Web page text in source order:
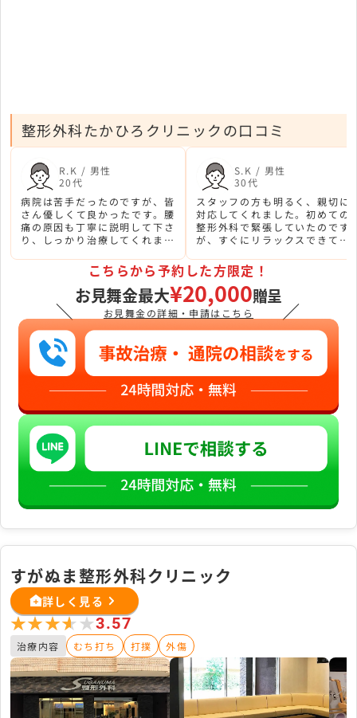
整形外科たかひろクリニックの口コミ
R.K / 男性
20代
病院は苦手だったのですが、皆
さん優しくて良かったです。腰
痛の原因も丁寧に説明して下さ
り、しっかり治療してくれまし
S.K / 男性
30代
スタッフの方も明るく、親切に
対応してくれました。初めての
整形外科で緊張していたのです
が、すぐにリラックスできてよ
＼
こちらから予約した方限定！
お見舞金最大¥20,000贈呈
お見舞金の詳細・申請はこちら ／
すがぬま整形外科クリニック
詳しく見る
★★★★★
★★★★★3.57
治療内容 むち打ち 打撲 外傷